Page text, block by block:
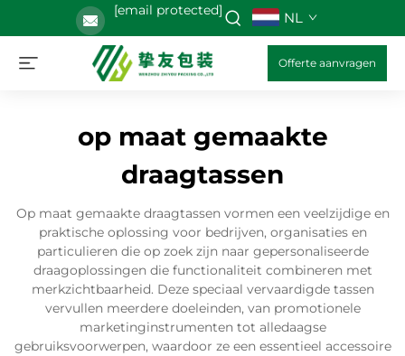
[email protected] NL
Offerte aanvragen
op maat gemaakte
draagtassen
Op maat gemaakte draagtassen vormen een veelzijdige en
praktische oplossing voor bedrijven, organisaties en
particulieren die op zoek zijn naar gepersonaliseerde
draagoplossingen die functionaliteit combineren met
merkzichtbaarheid. Deze speciaal vervaardigde tassen
vervullen meerdere doeleinden, van promotionele
marketinginstrumenten tot alledaagse
gebruiksvoorwerpen, waardoor ze een essentieel accessoire